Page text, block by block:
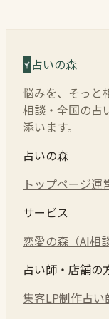
占いの森
悩みを、そっと
相談・全国の占
添います。
占いの森
トップページ運
サービス
恋愛の森（AI相談
占い師・店舗の
集客LP制作占い